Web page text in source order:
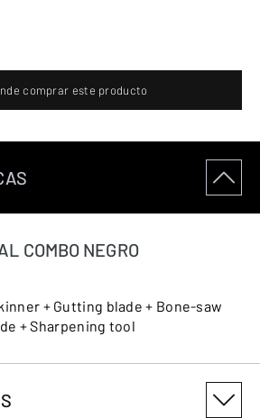
comprar este producto
COMBO NEGRO
+ Gutting blade + Bone-saw
+ Sharpening tool